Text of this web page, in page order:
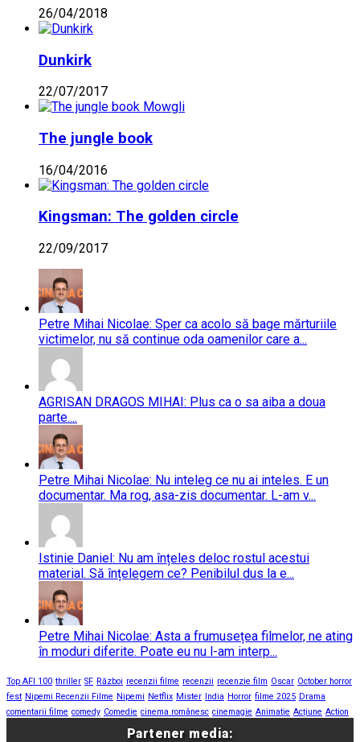
26/04/2018
Dunkirk
22/07/2017
The jungle book
16/04/2016
Kingsman: The golden circle
22/09/2017
Petre Mihai Nicolae: Sper ca acolo să bage mărturiile
victimelor, nu să continue oda oamenilor care a...
AGRISAN DRAGOS MIHAI: Plus ca o sa aiba a doua
parte....
Petre Mihai Nicolae: Nu inteleg ce nu ai inteles. E un
documentar. Ma rog, asa-zis documentar. L-am v...
Istinie Daniel: Nu am înțeles deloc rostul acestui
material. Să înțelegem ce? Penibilul dus la e...
Petre Mihai Nicolae: Asta a frumusețea filmelor, ne ating
în moduri diferite. Poate eu nu l-am interp...
Top AFI 100 thriller SF Război recenzii filme recenzii recenzie film Oscar October horror
fest Nipemi Recenzii Filme Nipemi Netflix Mister India Horror filme 2025 Drama
comentarii filme comedy Comedie cinema românesc cinemagie Animatie Acțiune Action
Partener media: